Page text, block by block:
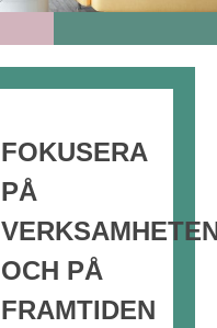
FOKUSERA
PÅ
OCH PÅ
FRAMTIDEN